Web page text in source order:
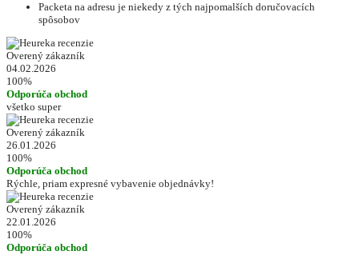
Packeta na adresu je niekedy z tých najpomalších doručovacích
spôsobov
Overený zákazník
04.02.2026
100%
Odporúča obchod
všetko super
Overený zákazník
26.01.2026
100%
Odporúča obchod
Rýchle, priam expresné vybavenie objednávky!
Overený zákazník
22.01.2026
100%
Odporúča obchod